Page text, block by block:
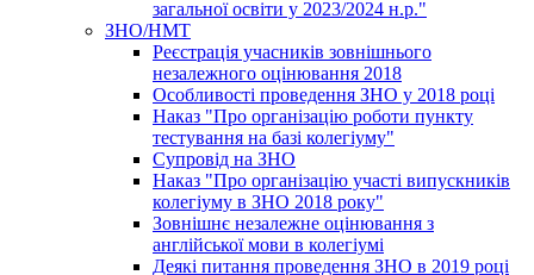
загальної освіти у 2023/2024 н.р."
ЗНО/НМТ
Реєстрація учасників зовнішнього
незалежного оцінювання 2018
Особливості проведення ЗНО у 2018 році
Наказ "Про організацію роботи пункту
тестування на базі колегіуму"
Супровід на ЗНО
Наказ "Про організацію участі випускників
колегіуму в ЗНО 2018 року"
Зовнішнє незалежне оцінювання з
англійської мови в колегіумі
Деякі питання проведення ЗНО в 2019 році